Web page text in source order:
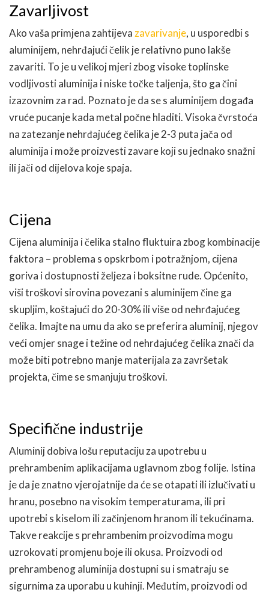
Zavarljivost
Ako vaša primjena zahtijeva zavarivanje, u usporedbi s
aluminijem, nehrđajući čelik je relativno puno lakše
zavariti. To je u velikoj mjeri zbog visoke toplinske
vodljivosti aluminija i niske točke taljenja, što ga čini
izazovnim za rad. Poznato je da se s aluminijem događa
vruće pucanje kada metal počne hladiti. Visoka čvrstoća
na zatezanje nehrđajućeg čelika je 2-3 puta jača od
aluminija i može proizvesti zavare koji su jednako snažni
ili jači od dijelova koje spaja.
Cijena
Cijena aluminija i čelika stalno fluktuira zbog kombinacije
faktora – problema s opskrbom i potražnjom, cijena
goriva i dostupnosti željeza i boksitne rude. Općenito,
viši troškovi sirovina povezani s aluminijem čine ga
skupljim, koštajući do 20-30% ili više od nehrđajućeg
čelika. Imajte na umu da ako se preferira aluminij, njegov
veći omjer snage i težine od nehrđajućeg čelika znači da
može biti potrebno manje materijala za završetak
projekta, čime se smanjuju troškovi.
Specifične industrije
Aluminij dobiva lošu reputaciju za upotrebu u
prehrambenim aplikacijama uglavnom zbog folije. Istina
je da je znatno vjerojatnije da će se otapati ili izlučivati u
hranu, posebno na visokim temperaturama, ili pri
upotrebi s kiselom ili začinjenom hranom ili tekućinama.
Takve reakcije s prehrambenim proizvodima mogu
uzrokovati promjenu boje ili okusa. Proizvodi od
prehrambenog aluminija dostupni su i smatraju se
sigurnima za uporabu u kuhinji. Međutim, proizvodi od